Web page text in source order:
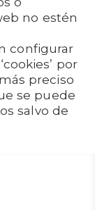
no estén
configurar
por
preciso
se puede
salvo de